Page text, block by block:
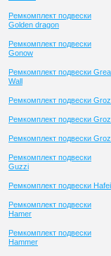
Ремкомплект подвески
Golden dragon
Ремкомплект подвески
Gonow
Ремкомплект подвески
Wall
Ремкомплект подвески Groz
Ремкомплект подвески Groz
Ремкомплект подвески Groz
Ремкомплект подвески
Guzzi
Ремкомплект подвески Hafei
Ремкомплект подвески
Hamer
Ремкомплект подвески
Hammer